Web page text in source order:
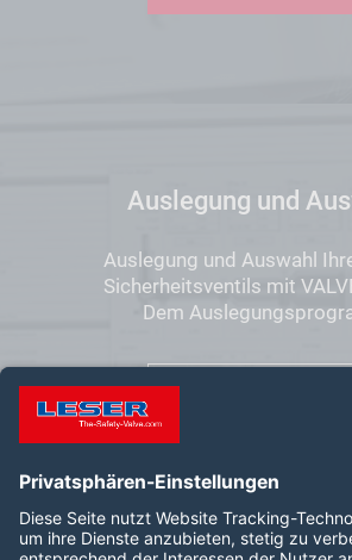
Auslegung und
Auslegung und Auswahl
Sicherheitsventils mit
Dem